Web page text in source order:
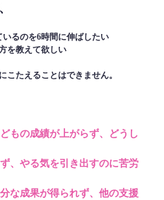
いるのを6時間に伸ばしたい
を教えて欲しい
こたえることはできません。
もの成績が上がらず、どうし
、やる気を引き出すのに苦労
な成果が得られず、他の支援